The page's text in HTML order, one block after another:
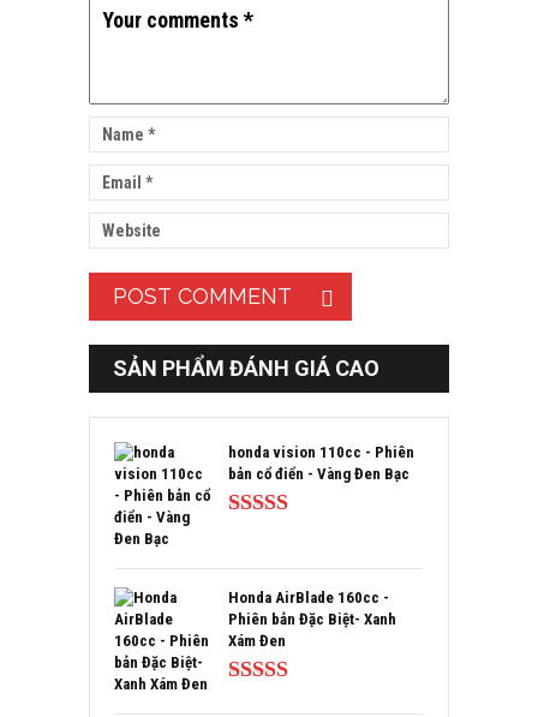
SẢN PHẨM ĐÁNH GIÁ CAO
honda vision 110cc - Phiên
bản cổ điển - Vàng Đen Bạc
Honda AirBlade 160cc -
Phiên bản Đặc Biệt- Xanh
Xám Đen